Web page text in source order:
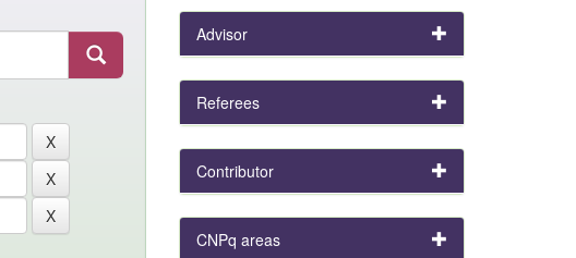
Advisor
Referees
Contributor
CNPq areas